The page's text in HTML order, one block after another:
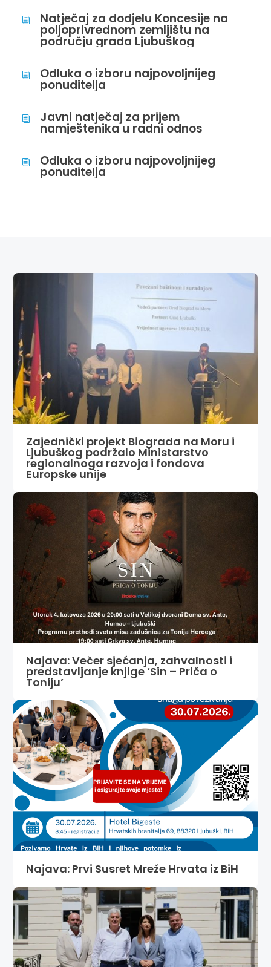
i Natječaj za dodjelu Koncesije na
poljoprivrednom zemljištu na
području grada Ljubuškog
i Odluka o izboru najpovoljnijeg
ponuditelja
i Javni natječaj za prijem
namještenika u radni odnos
i Odluka o izboru najpovoljnijeg
ponuditelja
Zajednički projekt Biograda na Moru i
Ljubuškog podržalo Ministarstvo
regionalnoga razvoja i fondova
Europske unije
Najava: Večer sjećanja, zahvalnosti i
predstavljanje knjige ‘Sin – Priča o
Toniju’
Najava: Prvi Susret Mreže Hrvata iz BiH